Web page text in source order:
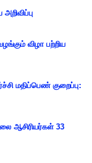
விழா பற்றிய
மதிப்பெண் குறைப்பு:
ஆசிரியர்கள் 33